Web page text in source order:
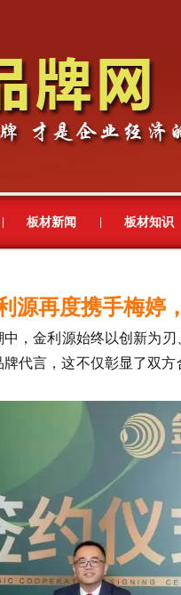
板材新闻 板材知识
源再度携手梅婷
，金利源始终以创新为
代言，这不仅彰显了双